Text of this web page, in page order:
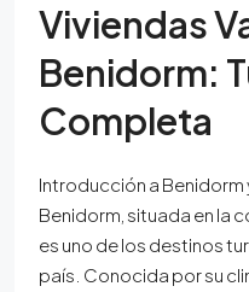
Viviendas
Benidorm:
Completa
Introducción a Benidorm
Benidorm, situada en la
es uno de los destinos
país. Conocida por su